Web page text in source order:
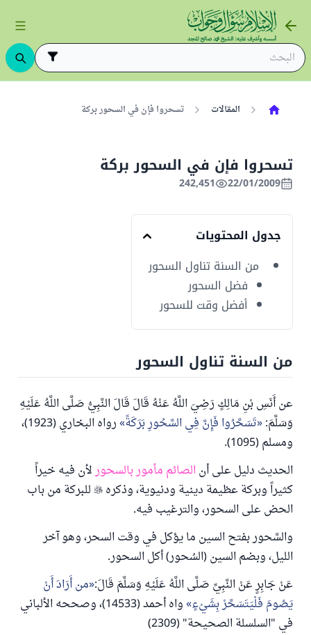
المقالات تسحروا فإن في السحور بركة
تسحروا فإن في السحور بركة
22/01/2009
242,451
جدول المحتويات
من السنة تناول السحور
فضل السحور
أفضل وقت للسحور
من السنة تناول السحور
عن أَنَسِ بْنِ مَالِكٍ رَضِيَ اللَّهُ عَنْهُ قَالَ قَالَ النَّبِيُّ صَلَّى اللَّهُ عَلَيْهِ
وَسَلَّمَ: تَسَحَّرُوا فَإِنَّ فِي السَّحُورِ بَرَكَةً
رواه البخاري (1923)،
ومسلم (1095).
الحديث دليل على أنالصائم مأمور بالسحورلأن فيه خيراً
كثيراً وبركة عظيمة دينية ودنيوية، وذكرهللبركة من باب
الحض على السحور، والترغيب فيه.
والسَّحور بفتح السين ما يؤكل في وقت السحر، وهو آخر
الليل، وبضم السين (السُحور) أكل السحور.
عَنْ جَابِرٍ عَنْ النَّبِيِّ صَلَّى اللَّهُ عَلَيْهِ وَسَلَّمَ قَالَ: من أَرَادَ أَنْ
يَصُومَ فَلْيَتَسَحَّرْ بِشَيْءٍ
واه أحمد (14533)، وصححه الألباني
في "السلسلة الصحيحة" (2309)